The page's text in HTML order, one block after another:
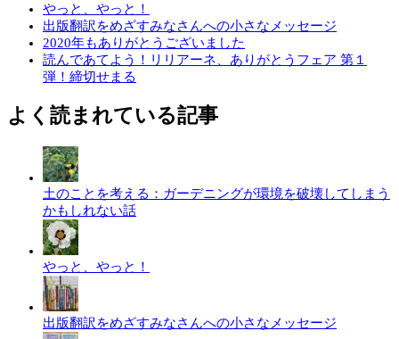
やっと、やっと！
出版翻訳をめざすみなさんへの小さなメッセージ
2020年もありがとうございました
読んであてよう！リリアーネ、ありがとうフェア 第１
弾！締切せまる
よく読まれている記事
土のことを考える：ガーデニングが環境を破壊してしまう
かもしれない話
やっと、やっと！
出版翻訳をめざすみなさんへの小さなメッセージ